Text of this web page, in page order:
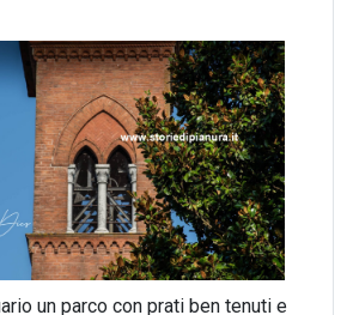
un parco con prati ben tenuti e